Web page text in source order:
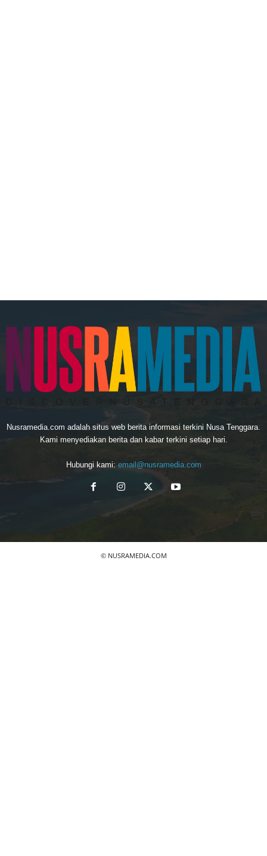
Nusramedia.com adalah situs web berita informasi terkini Nusa Tenggara.
Kami menyediakan berita dan kabar terkini setiap hari.
Hubungi kami: email@nusramedia.com
© NUSRAMEDIA.COM